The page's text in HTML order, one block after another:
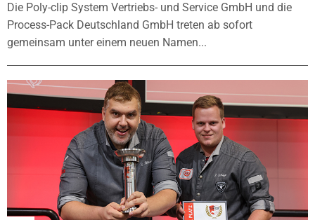
Die Poly-clip System Vertriebs- und Service GmbH und die
Process-Pack Deutschland GmbH treten ab sofort
gemeinsam unter einem neuen Namen...